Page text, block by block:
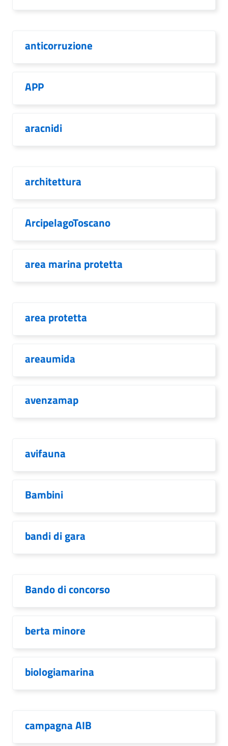
anticorruzione
APP
aracnidi
architettura
ArcipelagoToscano
area marina protetta
area protetta
areaumida
avenzamap
avifauna
Bambini
bandi di gara
Bando di concorso
berta minore
biologiamarina
campagna AIB